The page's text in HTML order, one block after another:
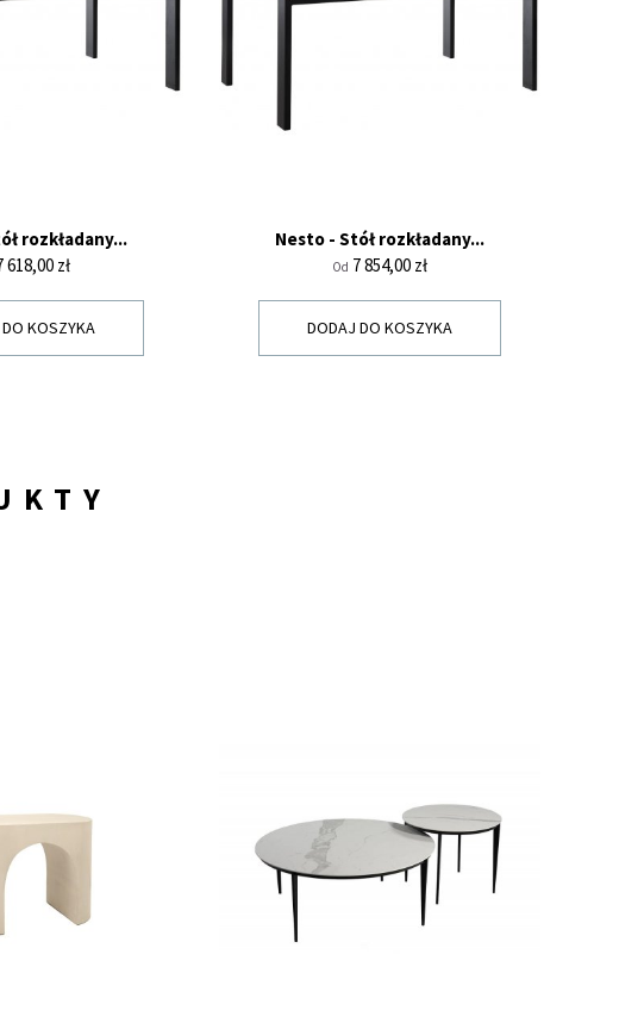
rozkładany...
618,00 zł
KOSZYKA
Nesto - Stół rozkładany...
Od Cena
7 854,00 zł
DODAJ DO KOSZYKA